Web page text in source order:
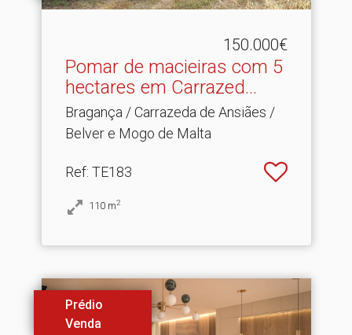
150.000€
Pomar de macieiras com 5
hectares em Carrazed.​..
Bragança / Carrazeda de Ansiães /
Belver e Mogo de Malta
Ref: TE183
110 m2
Prédio
Venda